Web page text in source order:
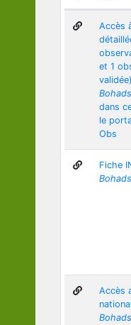
Accès
et 1
dans
le
Obs
Fiche
Accès